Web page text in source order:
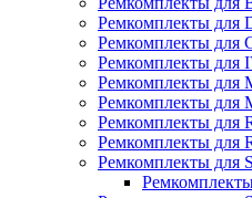
Ремкомплекты для
Ремкомплекты для
Ремкомплекты для
Ремкомплекты для
Ремкомплекты для
Ремкомплекты для
Ремкомплекты для
Ремкомплекты для